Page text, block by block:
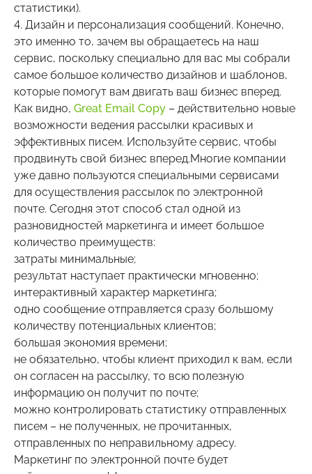
статистики).
4. Дизайн и персонализация сообщений. Конечно,
это именно то, зачем вы обращаетесь на наш
сервис, поскольку специально для вас мы собрали
самое большое количество дизайнов и шаблонов,
которые помогут вам двигать ваш бизнес вперед.
Как видно, Great Email Copy – действительно новые
возможности ведения рассылки красивых и
эффективных писем. Используйте сервис, чтобы
продвинуть свой бизнес вперед.Многие компании
уже давно пользуются специальными сервисами
для осуществления рассылок по электронной
почте. Сегодня этот способ стал одной из
разновидностей маркетинга и имеет большое
количество преимуществ:
затраты минимальные;
результат наступает практически мгновенно;
интерактивный характер маркетинга;
одно сообщение отправляется сразу большому
количеству потенциальных клиентов;
большая экономия времени;
не обязательно, чтобы клиент приходил к вам, если
он согласен на рассылку, то всю полезную
информацию он получит по почте;
можно контролировать статистику отправленных
писем – не полученных, не прочитанных,
отправленных по неправильному адресу.
Маркетинг по электронной почте будет